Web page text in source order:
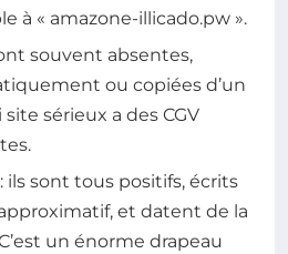
à « amazone-illicado.pw ».
souvent absentes,
ou copiées d’un
sérieux a des CGV
: ils sont tous positifs, écrits
et datent de la
un énorme drapeau